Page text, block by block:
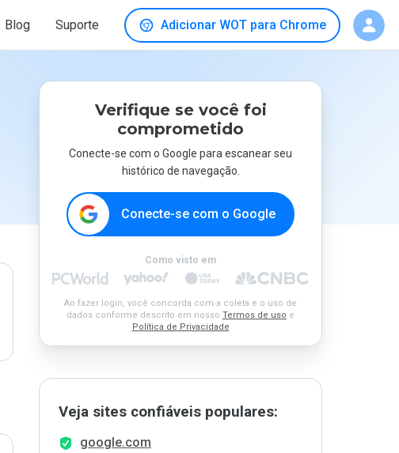
Blog Suporte Adicionar WOT para Chrome
Verifique se você foi
comprometido
Conecte-se com o Google para escanear seu
histórico de navegação.
Conecte-se com o Google
Como visto em
Ao fazer login, você concorda com a coleta e o uso de
dados conforme descrito em nosso Termos de uso e
Política de Privacidade
Veja sites confiáveis populares:
google.com